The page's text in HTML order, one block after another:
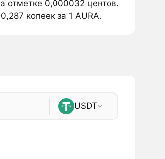
отметке 0,000032 центов.
копеек за 1 AURA.
USDT